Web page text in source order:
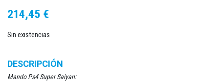
214,45 €
Sin existencias
DESCRIPCIÓN
Mando Ps4 Super Saiyan: